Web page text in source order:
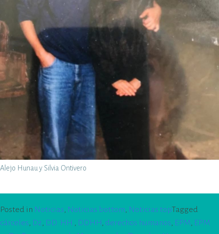
Alejo Hunau y Silvia Ontivero
Posted in Noticias, Noticias bottom, Noticias topTagged
cárceles, D2, DD. HH., DDHH, derechos humanos, EPM, EPM